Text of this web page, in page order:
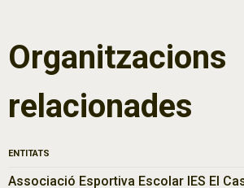
Organitzacions
relacionades
ENTITATS
Associació Esportiva Escolar IES El